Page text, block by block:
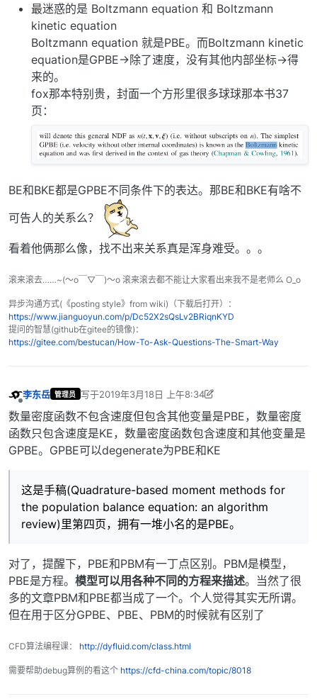
最迷惑的是 Boltzmann equation 和 Boltzmann
kinetic equation
Boltzmann equation 就是PBE。而Boltzmann kinetic
equation是GPBE->除了速度，没有其他内部坐标->得
来的。
fox那本特别贵，封面一个方形里很多球球那本书37
页：
BE和BKE都是GPBE不同条件下的表达。那BE和BKE有啥不
可告人的关系么？
看着他俩那么像，找不出来关系真是浑身难受。。。
滚来滚去……~(～o￣▽￣)～o 滚来滚去都不能让大家看出来我不是老师么 O_o
异步沟通方式(《posting style》from wiki)（下载后打开）：
https://www.jianguoyun.com/p/Dc52X2sQsLv2BRiqnKYD
提问的智慧(github在gitee的镜像)：
https://gitee.com/bestucan/How-To-Ask-Questions-The-Smart-Way
李东岳 管理员 写于2019年3月18日 上午8:34
最后由 李东岳 编辑2019年4月20日 下午4:20
数量密度函数不包含速度但包含其他变量是PBE，数量密度
函数只包含速度是KE，数量密度函数包含速度和其他变量是
GPBE。GPBE可以degenerate为PBE和KE
这是手稿(Quadrature-based moment methods for
the population balance equation: an algorithm
review)里第四页，拥有一堆小名的是PBE。
对了，提醒下，PBE和PBM有一丁点区别。PBM是模型，
PBE是方程。 模型可以用各种不同的方程来描述。当然了很
多的文章PBM和PBE都当成了一个。个人觉得其实无所谓。
但在用于区分GPBE、PBE、PBM的时候就有区别了
CFD算法编程课： http://dyfluid.com/class.html
需要帮助debug算例的看这个 https://cfd-china.com/topic/8018